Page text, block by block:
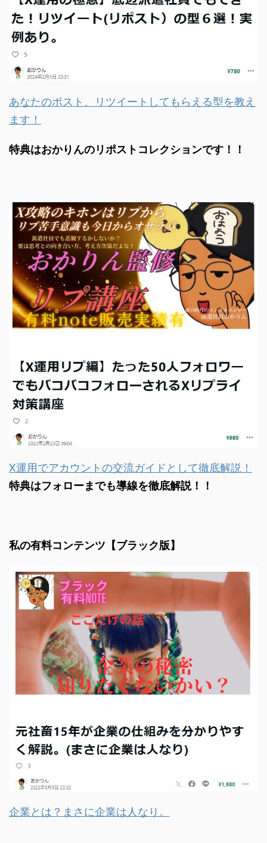
あなたのポスト、リツイートしてもらえる型を教え
ます！
特典はおかりんのリポストコレクションです！！
X運用でアカウントの交流ガイドとして徹底解説！
特典はフォローまでも導線を徹底解説！！
私の有料コンテンツ【ブラック版】
企業とは？まさに企業は人なり。